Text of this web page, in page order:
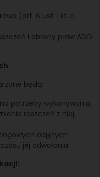
(art. 6 ust. 1 lit. c
i obrony praw ADO
będą:
potrzeby wykonywania
roszczeń z niej
objętych
jej odwołania.